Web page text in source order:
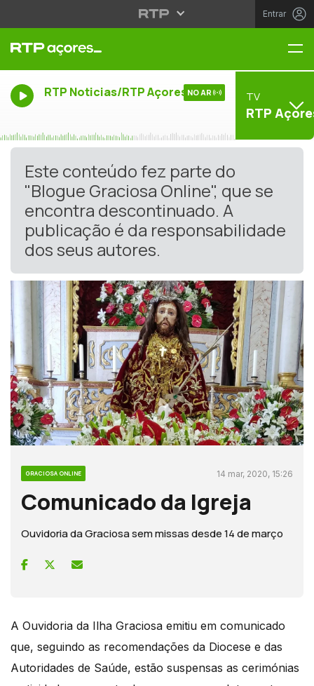
Entrar
RTP Noticias/RTP Açores NO AR TV
RTP
Este conteúdo fez parte do
"Blogue Graciosa Online", que se
encontra descontinuado. A
publicação é da responsabilidade
dos seus autores.
GRACIOSA ONLINE 14 mar, 2020, 15:26
Comunicado da Igreja
Ouvidoria da Graciosa sem missas desde 14 de março
A Ouvidoria da Ilha Graciosa emitiu em comunicado
que, seguindo as recomendações da Diocese e das
Autoridades de Saúde, estão suspensas as cerimónias